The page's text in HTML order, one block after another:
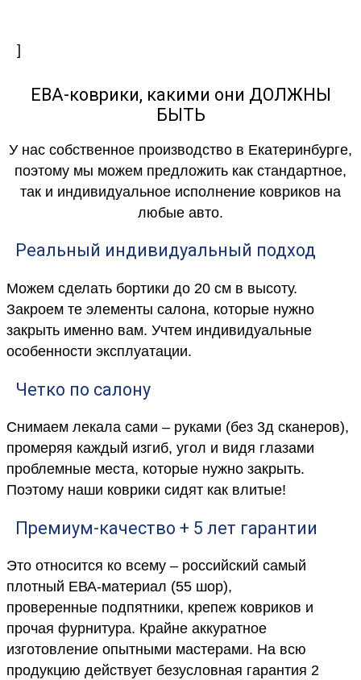
]
ЕВА-коврики, какими они ДОЛЖНЫ
БЫТЬ
У нас собственное производство в Екатеринбурге,
поэтому мы можем предложить как стандартное,
так и индивидуальное исполнение ковриков на
любые авто.
Реальный индивидуальный подход
Можем сделать бортики до 20 см в высоту.
Закроем те элементы салона, которые нужно
закрыть именно вам. Учтем индивидуальные
особенности эксплуатации.
Четко по салону
Снимаем лекала сами – руками (без 3д сканеров),
промеряя каждый изгиб, угол и видя глазами
проблемные места, которые нужно закрыть.
Поэтому наши коврики сидят как влитые!
Премиум-качество + 5 лет гарантии
Это относится ко всему – российский самый
плотный ЕВА-материал (55 шор),
проверенные подпятники, крепеж ковриков и
прочая фурнитура. Крайне аккуратное
изготовление опытными мастерами. На всю
продукцию действует безусловная гарантия 2